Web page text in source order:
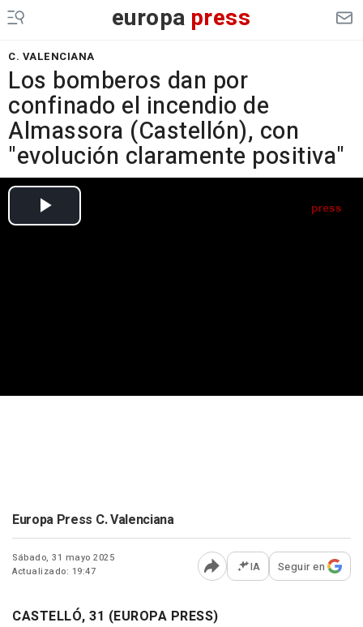
europa press
C. VALENCIANA
Los bomberos dan por
confinado el incendio de
Almassora (Castellón), con
"evolución claramente positiva"
Europa Press C. Valenciana
Sábado, 31 mayo 2025
Actualizado: 19:47
Abrir opciones para
IA Seguir en
CASTELLÓ, 31 (EUROPA PRESS)